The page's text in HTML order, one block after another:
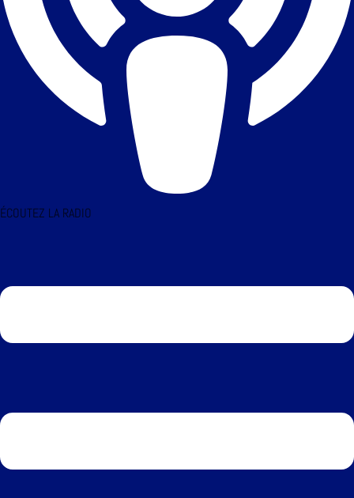
ÉCOUTEZ LA RADIO